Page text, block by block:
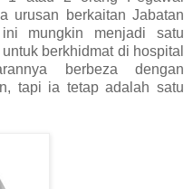
urusan berkaitan Jabatan
mungkin menjadi satu
berkhidmat di hospital
berbeza dengan
tapi ia tetap adalah satu